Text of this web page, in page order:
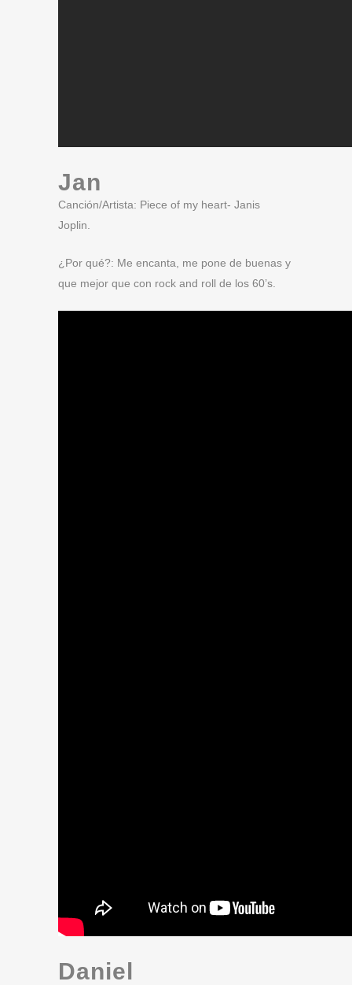
Jan
Canción/Artista: Piece of my heart- Janis
Joplin.
¿Por qué?: Me encanta, me pone de buenas y
que mejor que con rock and roll de los 60’s.
Daniel